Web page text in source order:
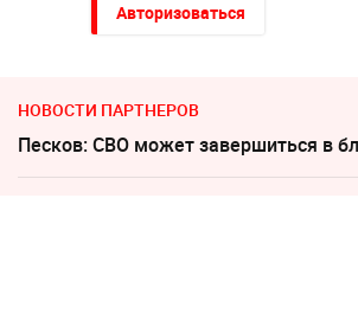
Авторизоваться
НОВОСТИ ПАРТНЕРОВ
Песков: СВО может завершиться в
"Придется нанести удар". На Западе